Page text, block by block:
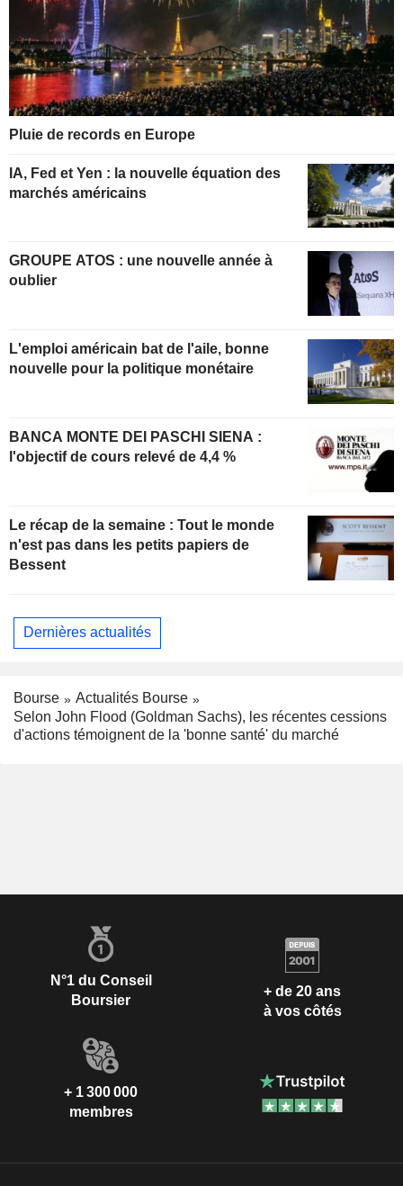
Pluie de records en Europe
IA, Fed et Yen : la nouvelle équation des
marchés américains
GROUPE ATOS : une nouvelle année à
oublier
L'emploi américain bat de l'aile, bonne
nouvelle pour la politique monétaire
BANCA MONTE DEI PASCHI SIENA :
l'objectif de cours relevé de 4,4 %
Le récap de la semaine : Tout le monde
n'est pas dans les petits papiers de
Bessent
Dernières actualités
Bourse
Actualités Bourse
Selon John Flood (Goldman Sachs), les récentes cessions
d'actions témoignent de la 'bonne santé' du marché
N°1 du Conseil
Boursier
+ de 20 ans
à vos côtés
+ 1 300 000
membres